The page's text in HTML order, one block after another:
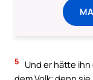
5
Und er hätte